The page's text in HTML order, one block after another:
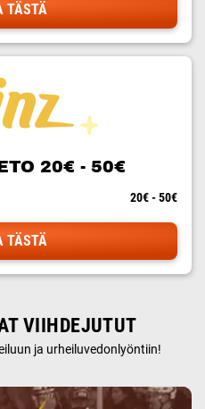
TÄSTÄ
20€ - 50€
20€ - 50€
TÄSTÄ
VIIHDEJUTUT
ja urheiluvedonlyöntiin!